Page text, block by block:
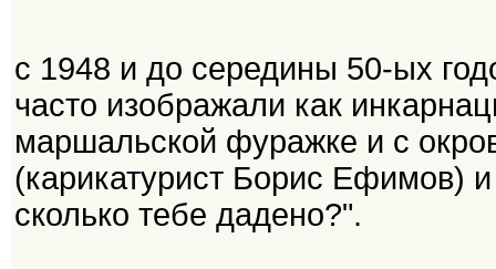
с 1948 и до середины 50-ых
часто изображали как
маршальской фуражке и с
(карикатурист Борис Ефимов)
сколько тебе дадено?".